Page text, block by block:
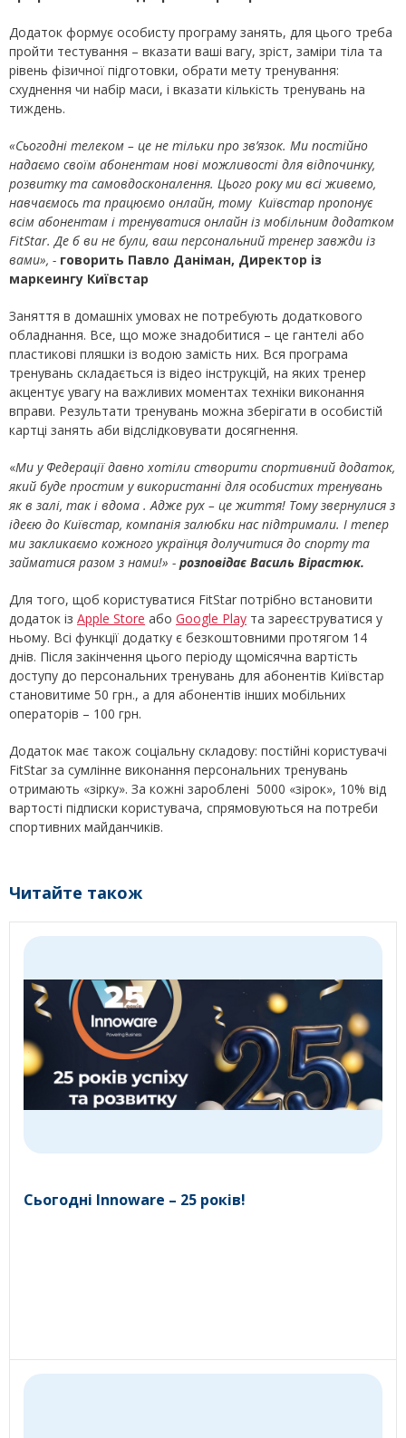
Додаток формує особисту програму занять, для цього треба
пройти тестування – вказати ваші вагу, зріст, заміри тіла та
рівень фізичної підготовки, обрати мету тренування:
схуднення чи набір маси, і вказати кількість тренувань на
тиждень.
«Сьогодні телеком – це не тільки про зв’язок. Ми постійно
надаємо своїм абонентам нові можливості для відпочинку,
розвитку та самовдосконалення. Цього року ми всі живемо,
навчаємось та працюємо онлайн, тому Київстар пропонує
всім абонентам і тренуватися онлайн із мобільним додатком
FitStar. Де б ви не були, ваш персональний тренер завжди із
вами», - говорить Павло Даніман, Директор із
маркеингу Київстар
Заняття в домашніх умовах не потребують додаткового
обладнання. Все, що може знадобитися – це гантелі або
пластикові пляшки із водою замість них. Вся програма
тренувань складається із відео інструкцій, на яких тренер
акцентує увагу на важливих моментах техніки виконання
вправи. Результати тренувань можна зберігати в особистій
картці занять аби відслідковувати досягнення.
«Ми у Федерації давно хотіли створити спортивний додаток,
який буде простим у використанні для особистих тренувань
як в залі, так і вдома . Адже рух – це життя! Тому звернулися з
ідеєю до Київстар, компанія залюбки нас підтримали. І тепер
ми закликаємо кожного українця долучитися до спорту та
займатися разом з нами!» - розповідає Василь Вірастюк.
Для того, щоб користуватися FitStar потрібно встановити
додаток із Apple Store або Google Play та зареєструватися у
ньому. Всі функції додатку є безкоштовними протягом 14
днів. Після закінчення цього періоду щомісячна вартість
доступу до персональних тренувань для абонентів Київстар
становитиме 50 грн., а для абонентів інших мобільних
операторів – 100 грн.
Додаток має також соціальну складову: постійні користувачі
FitStar за сумлінне виконання персональних тренувань
отримають «зірку». За кожні зароблені 5000 «зірок», 10% від
вартості підписки користувача, спрямовуються на потреби
спортивних майданчиків.
Читайте також
Сьогодні Innoware – 25 років!